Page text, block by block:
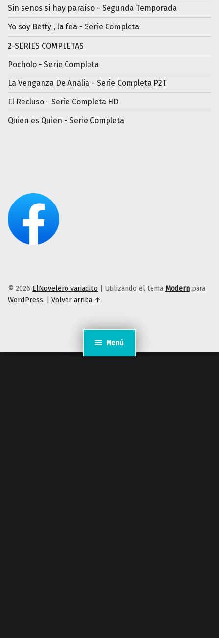
Menú
Sin senos si hay paraíso - Segunda Temporada
Yo soy Betty , la fea - Serie Completa
2-SERIES COMPLETAS
Pocholo - Serie Completa
La Venganza De Analia - Serie Completa P2T
El Recluso - Serie Completa HD
Quien es Quien - Serie Completa
© 2026 ElNovelero variadito | Utilizando el tema Modern para
WordPress. | Volver arriba ↑